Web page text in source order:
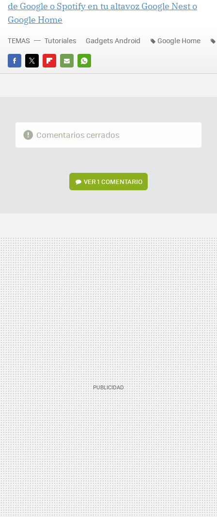
de Google o Spotify en tu altavoz Google Nest o
Google Home
FACEBOOK
TWITTERFLIPBOARD
E-
WHATSAPP
TEMAS Tutoriales Gadgets Android Google Home
Comentarios cerrados
VER1 COMENTARIO